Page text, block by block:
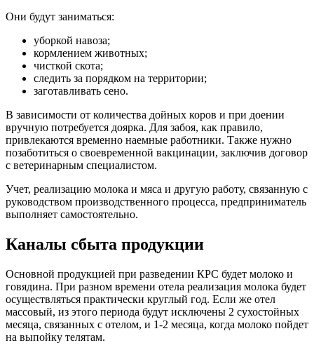
Они будут заниматься:
уборкой навоза;
кормлением животных;
чисткой скота;
следить за порядком на территории;
заготавливать сено.
В зависимости от количества дойных коров и при доении
вручную потребуется доярка. Для забоя, как правило,
привлекаются временно наемные работники. Также нужно
позаботиться о своевременной вакцинации, заключив договор
с ветеринарным специалистом.
Учет, реализацию молока и мяса и другую работу, связанную с
руководством производственного процесса, предприниматель
выполняет самостоятельно.
Каналы сбыта продукции
Основной продукцией при разведении КРС будет молоко и
говядина. При разном времени отела реализация молока будет
осуществляться практически круглый год. Если же отел
массовый, из этого периода будут исключены 2 сухостойных
месяца, связанных с отелом, и 1-2 месяца, когда молоко пойдет
на выпойку телятам.